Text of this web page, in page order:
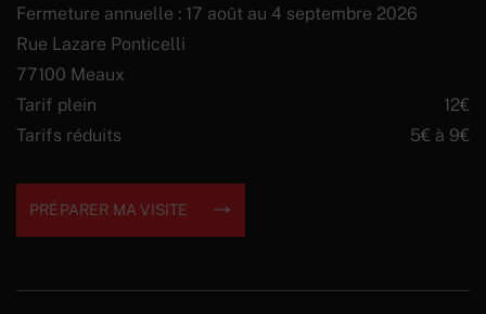
Fermeture annuelle : 17 août au 4 septembre 2026
Rue Lazare Ponticelli
77100 Meaux
Tarif plein
12€
Tarifs réduits
5€ à 9€
PRÉPARER MA VISITE